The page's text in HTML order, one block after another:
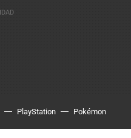
PlayStation Pokémon